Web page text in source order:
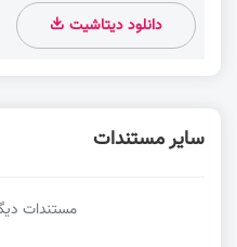
دانلود دیتاشیت
سایر مستندات
مستندات